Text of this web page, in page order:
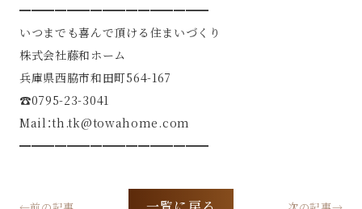
━━━━━━━━━━━━━━━━
いつまでも喜んで頂ける住まいづくり
株式会社藤和ホーム
兵庫県西脇市和田町564-167
☎︎0795-23-3041
Mail：th.tk@towahome.com
━━━━━━━━━━━━━━━━